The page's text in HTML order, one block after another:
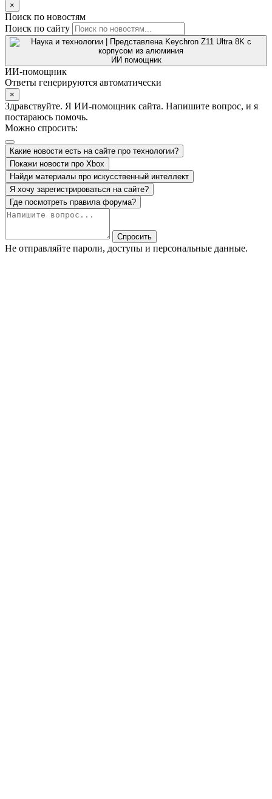
×
Поиск по новостям
Поиск по сайту
ИИ помощник
ИИ-помощник
Ответы генерируются автоматически
×
Здравствуйте. Я ИИ-помощник сайта. Напишите вопрос, и я
постараюсь помочь.
Можно спросить:
Какие новости есть на сайте про технологии?
Покажи новости про Xbox
Найди материалы про искусственный интеллект
Я хочу зарегистрироваться на сайте?
Где посмотреть правила форума?
Спросить
Не отправляйте пароли, доступы и персональные данные.